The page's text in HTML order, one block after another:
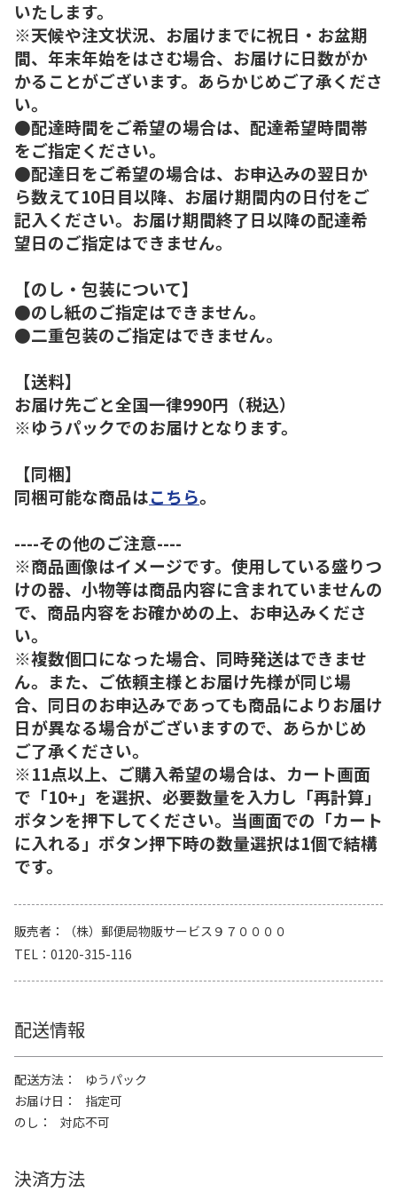
いたします。
※天候や注文状況、お届けまでに祝日・お盆期
間、年末年始をはさむ場合、お届けに日数がか
かることがございます。あらかじめご了承くださ
い。
●配達時間をご希望の場合は、配達希望時間帯
をご指定ください。
●配達日をご希望の場合は、お申込みの翌日か
ら数えて10日目以降、お届け期間内の日付をご
記入ください。お届け期間終了日以降の配達希
望日のご指定はできません。
【のし・包装について】
●のし紙のご指定はできません。
●二重包装のご指定はできません。
【送料】
お届け先ごと全国一律990円（税込）
※ゆうパックでのお届けとなります。
【同梱】
同梱可能な商品はこちら。
----その他のご注意----
※商品画像はイメージです。使用している盛りつ
けの器、小物等は商品内容に含まれていませんの
で、商品内容をお確かめの上、お申込みくださ
い。
※複数個口になった場合、同時発送はできませ
ん。また、ご依頼主様とお届け先様が同じ場
合、同日のお申込みであっても商品によりお届け
日が異なる場合がございますので、あらかじめ
ご了承ください。
※11点以上、ご購入希望の場合は、カート画面
で「10+」を選択、必要数量を入力し「再計算」
ボタンを押下してください。当画面での「カート
に入れる」ボタン押下時の数量選択は1個で結構
です。
販売者
（株）郵便局物販サービス９７００００
TEL
0120-315-116
配送情報
配送方法
ゆうパック
お届け日
指定可
のし
対応不可
決済方法